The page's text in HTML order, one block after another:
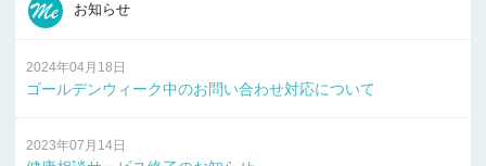
お知らせ
2024年04月18日
ゴールデンウィーク中のお問い合わせ対応について
2023年07月14日